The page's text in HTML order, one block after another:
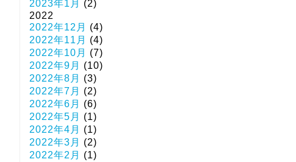
2023年1月
(2)
2022
2022年12月
(4)
2022年11月
(4)
2022年10月
(7)
2022年9月
(10)
2022年8月
(3)
2022年7月
(2)
2022年6月
(6)
2022年5月
(1)
2022年4月
(1)
2022年3月
(2)
2022年2月
(1)